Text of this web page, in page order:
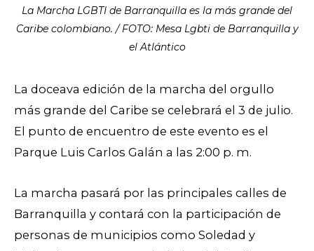
La Marcha LGBTI de Barranquilla es la más grande del
Caribe colombiano. / FOTO: Mesa Lgbti de Barranquilla y
el Atlántico
La doceava edición de la marcha del orgullo
más grande del Caribe se celebrará el 3 de julio.
El punto de encuentro de este evento es el
Parque Luis Carlos Galán a las 2:00 p. m.
La marcha pasará por las principales calles de
Barranquilla y contará con la participación de
personas de municipios como Soledad y